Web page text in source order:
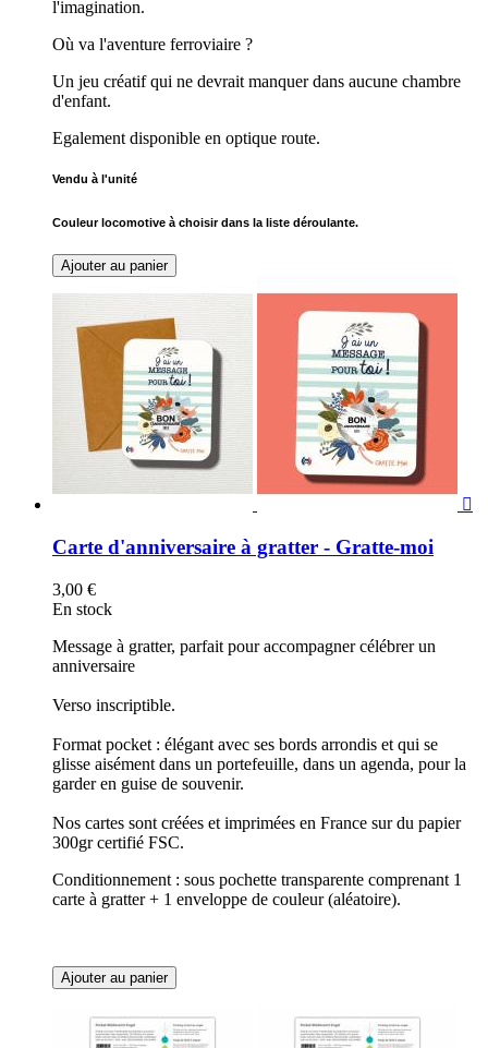
l'imagination.
Où va l'aventure ferroviaire ?
Un jeu créatif qui ne devrait manquer dans aucune chambre
d'enfant.
Egalement disponible en optique route.
Vendu à l'unité
Couleur locomotive à choisir dans la liste déroulante.
Ajouter au panier

Carte d'anniversaire à gratter - Gratte-moi
3,00 €
En stock
Message à gratter, parfait pour accompagner célébrer un
anniversaire
Verso inscriptible.
Format pocket : élégant avec ses bords arrondis et qui se
glisse aisément dans un portefeuille, dans un agenda, pour la
garder en guise de souvenir.
Nos cartes sont créées et imprimées en France sur du papier
300gr certifié FSC.
Conditionnement : sous pochette transparente comprenant 1
carte à gratter + 1 enveloppe de couleur (aléatoire).
Ajouter au panier